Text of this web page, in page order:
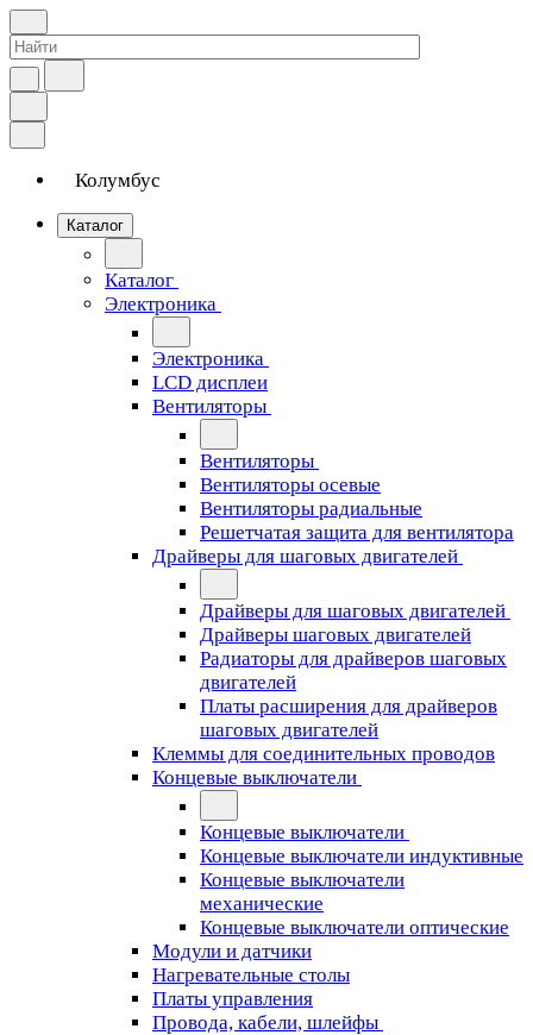
Колумбус
Каталог
Каталог
Электроника
Электроника
LCD дисплеи
Вентиляторы
Вентиляторы
Вентиляторы осевые
Вентиляторы радиальные
Решетчатая защита для вентилятора
Драйверы для шаговых двигателей
Драйверы для шаговых двигателей
Драйверы шаговых двигателей
Радиаторы для драйверов шаговых
двигателей
Платы расширения для драйверов
шаговых двигателей
Клеммы для соединительных проводов
Концевые выключатели
Концевые выключатели
Концевые выключатели индуктивные
Концевые выключатели
механические
Концевые выключатели оптические
Модули и датчики
Нагревательные столы
Платы управления
Провода, кабели, шлейфы